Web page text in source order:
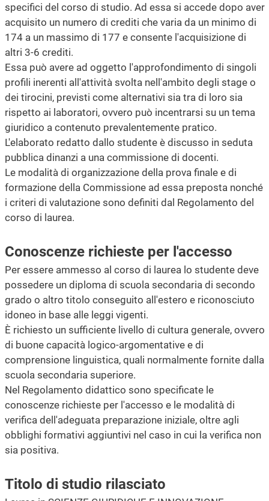
specifici del corso di studio. Ad essa si accede dopo aver
acquisito un numero di crediti che varia da un minimo di
174 a un massimo di 177 e consente l'acquisizione di
altri 3-6 crediti.
Essa può avere ad oggetto l'approfondimento di singoli
profili inerenti all'attività svolta nell'ambito degli stage o
dei tirocini, previsti come alternativi sia tra di loro sia
rispetto ai laboratori, ovvero può incentrarsi su un tema
giuridico a contenuto prevalentemente pratico.
L'elaborato redatto dallo studente è discusso in seduta
pubblica dinanzi a una commissione di docenti.
Le modalità di organizzazione della prova finale e di
formazione della Commissione ad essa preposta nonché
i criteri di valutazione sono definiti dal Regolamento del
corso di laurea.
Conoscenze richieste per l'accesso
Per essere ammesso al corso di laurea lo studente deve
possedere un diploma di scuola secondaria di secondo
grado o altro titolo conseguito all'estero e riconosciuto
idoneo in base alle leggi vigenti.
È richiesto un sufficiente livello di cultura generale, ovvero
di buone capacità logico-argomentative e di
comprensione linguistica, quali normalmente fornite dalla
scuola secondaria superiore.
Nel Regolamento didattico sono specificate le
conoscenze richieste per l'accesso e le modalità di
verifica dell'adeguata preparazione iniziale, oltre agli
obblighi formativi aggiuntivi nel caso in cui la verifica non
sia positiva.
Titolo di studio rilasciato